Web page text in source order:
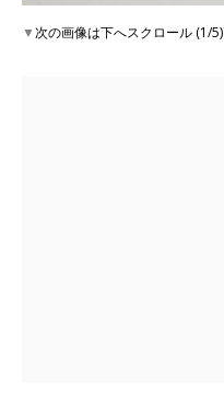
▼次の画像は下へスクロール (1/5)